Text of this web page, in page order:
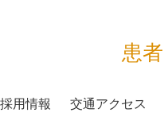
採用情報 交通アクセス
患者